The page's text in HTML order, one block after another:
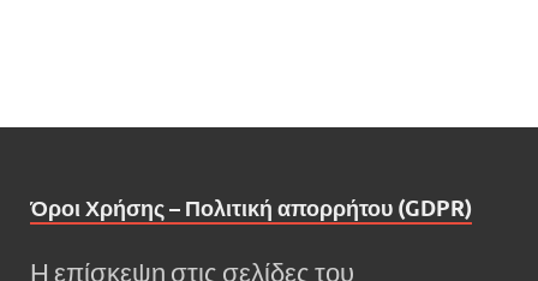
Όροι Χρήσης – Πολιτική απορρήτου (GDPR)
Η επίσκεψη στις σελίδες του